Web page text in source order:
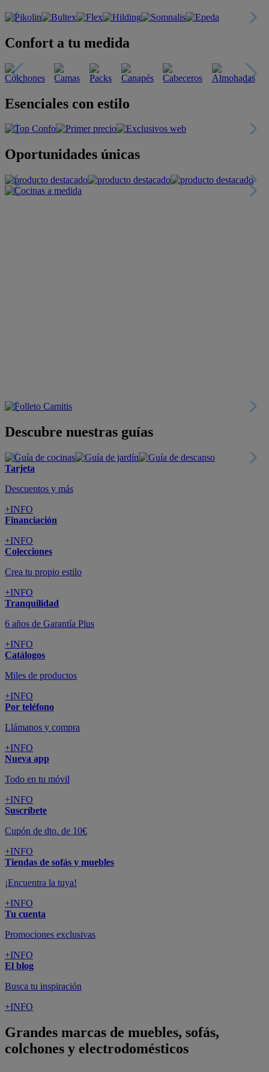
Confort a tu medida
Esenciales con estilo
Oportunidades únicas
Descubre nuestras guías
Tarjeta
Descuentos y más
+INFO
Financiación
+INFO
Colecciones
Crea tu propio estilo
+INFO
Tranquilidad
6 años de Garantía Plus
+INFO
Catálogos
Miles de productos
+INFO
Por teléfono
Llámanos y compra
+INFO
Nueva app
Todo en tu móvil
+INFO
Suscríbete
Cupón de dto. de 10€
+INFO
Tiendas de sofás y muebles
¡Encuentra la tuya!
+INFO
Tu cuenta
Promociones exclusivas
+INFO
El blog
Busca tu inspiración
+INFO
Grandes marcas de muebles, sofás,
colchones y electrodomésticos